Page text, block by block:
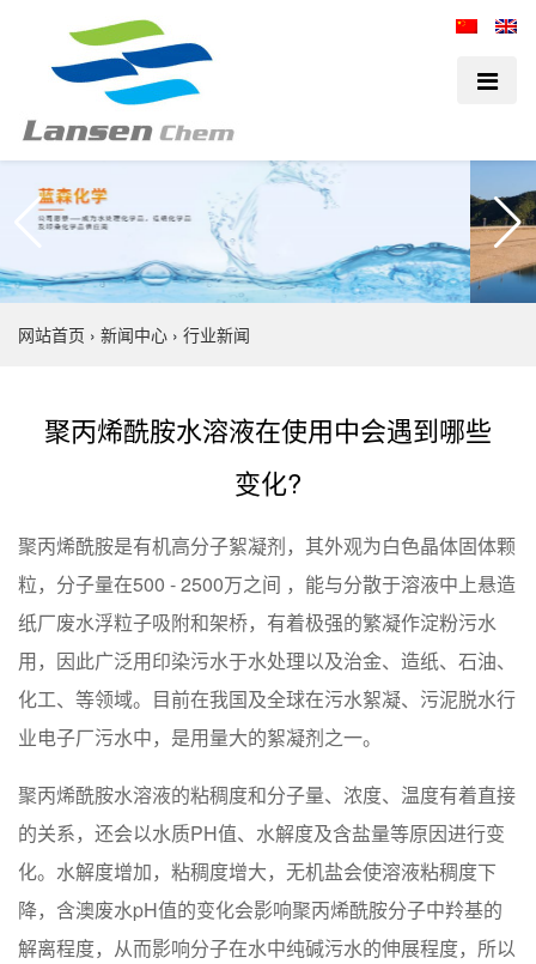
网站首页 › 新闻中心 › 行业新闻
聚丙烯酰胺水溶液在使用中会遇到哪些
变化?
聚丙烯酰胺是有机高分子絮凝剂，其外观为白色晶体固体颗
粒，分子量在500 - 2500万之间 ，能与分散于溶液中上悬造
纸厂废水浮粒子吸附和架桥，有着极强的繁凝作淀粉污水
用，因此广泛用印染污水于水处理以及治金、造纸、石油、
化工、等领域。目前在我国及全球在污水絮凝、污泥脱水行
业电子厂污水中，是用量大的絮凝剂之一。
聚丙烯酰胺水溶液的粘稠度和分子量、浓度、温度有着直接
的关系，还会以水质PH值、水解度及含盐量等原因进行变
化。水解度增加，粘稠度增大，无机盐会使溶液粘稠度下
降，含澳废水pH值的变化会影响聚丙烯酰胺分子中羚基的
解离程度，从而影响分子在水中纯碱污水的伸展程度，所以